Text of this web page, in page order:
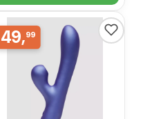
49,99